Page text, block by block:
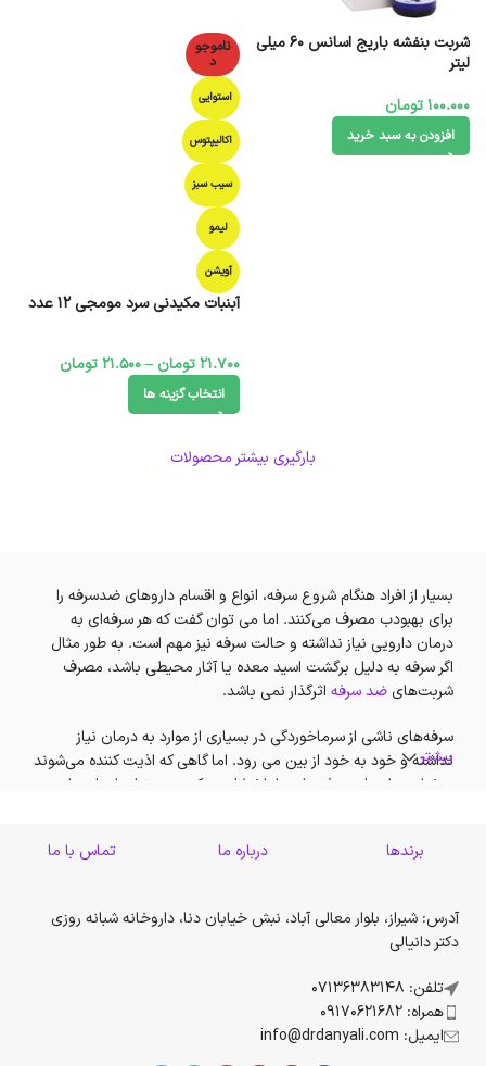
شربت ‎بنفشه باریج اسانس 60 میلی
لیتر
100.000تومان
افزودن به سبد خرید
ناموجو
د
استوایی
اکالیپتوس
سیب سبز
لیمو
آویشن
آبنبات مکیدنی سرد مومجی ۱۲ عدد
21.700تومان –
21.500تومان
انتخاب گزینه ها
بارگیری بیشتر محصولات
بسیار از افراد هنگام شروع سرفه، انواع و اقسام داروهای ضدسرفه را
برای بهبودب مصرف می‌کنند. اما می توان گفت که هر سرفه‌ای به
درمان دارویی نیاز نداشته و حالت سرفه نیز مهم است. به طور مثال
اگر سرفه به دلیل برگشت اسید معده یا آثار محیطی باشد، مصرف
شربت‌هایضد سرفه اثرگذار نمی باشد.
سرفه‌های ناشی از سرماخوردگی در بسیاری از موارد به درمان نیاز
نداشته و خود به خود از بین می رود. اما گاهی که اذیت کننده می‌شوند
و خواب و استراحت فرد را دچار اختلال می‌کنند، می‌توان از داروهای
برای درمان سرفه چه کار کنیم؟ از چه خلط آوری استفاده کنیم؟
برخی افراد به محض شروع سرفه، انواع و اقسام داروهای ضدسرفه را
خریداری و مصرف می‌کنند. اما هر سرفه‌ای به درمان دارویی نیاز ندارد و
بیشتر
برندها درباره ما تماس با ما
آدرس: شیراز، بلوار معالی آباد، نبش خیابان دنا، داروخانه شبانه روزی
دکتر دانیالی
تلفن: 07136383148
همراه: 09170621682
ایمیل: info@drdanyali.com